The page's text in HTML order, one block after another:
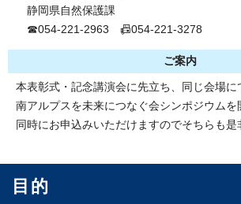
静岡県自然保護課
☎054-221-2963 📠054-221-3278
ご案内
本表彰式・記念講演会に先立ち、同じ会場に
南アルプスを未来につなぐ会シンポジウムを
同時にお申込みいただけますのでそちらも是
目的